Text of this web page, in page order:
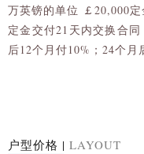
万英镑的单位 ￡20,000定
定金交付21天内交换合
后12个月付10%；24个月
户型价格 | LAYOUT